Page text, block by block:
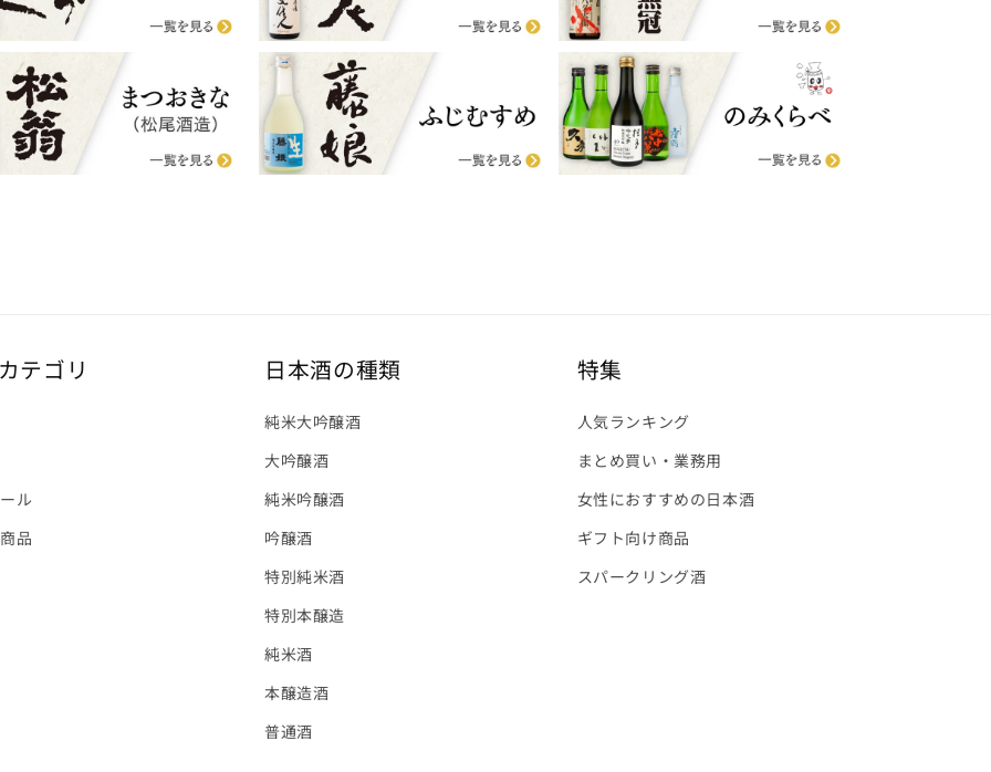
テゴリ
ル
品
日本酒の種類
純米大吟醸酒
大吟醸酒
純米吟醸酒
吟醸酒
特別純米酒
特別本醸造
純米酒
本醸造酒
普通酒
特集
人気ランキング
まとめ買い・業務用
女性におすすめの日本酒
ギフト向け商品
スパークリング酒